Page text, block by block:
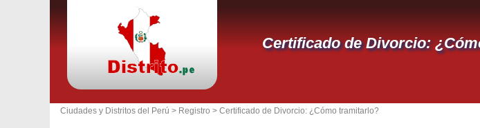
Certificado de Divorcio:
Ciudades y Distritos del Perú > Registro > Certificado de Divorcio: ¿Cómo tramitarlo?